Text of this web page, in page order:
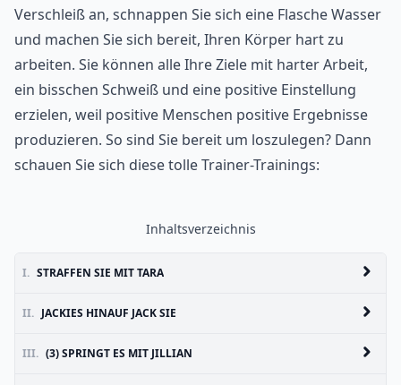
Verschleiß an, schnappen Sie sich eine Flasche Wasser
und machen Sie sich bereit, Ihren Körper hart zu
arbeiten. Sie können alle Ihre Ziele mit harter Arbeit,
ein bisschen Schweiß und eine positive Einstellung
erzielen, weil positive Menschen positive Ergebnisse
produzieren. So sind Sie bereit um loszulegen? Dann
schauen Sie sich diese tolle Trainer-Trainings:
Inhaltsverzeichnis
I. STRAFFEN SIE MIT TARA
II. JACKIES HINAUF JACK SIE
III. (3) SPRINGT ES MIT JILLIAN